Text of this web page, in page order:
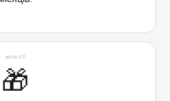
крок 03
🎁